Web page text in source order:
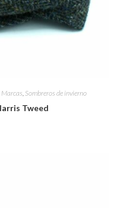
Marcas, Sombreros de invierno
Tweed